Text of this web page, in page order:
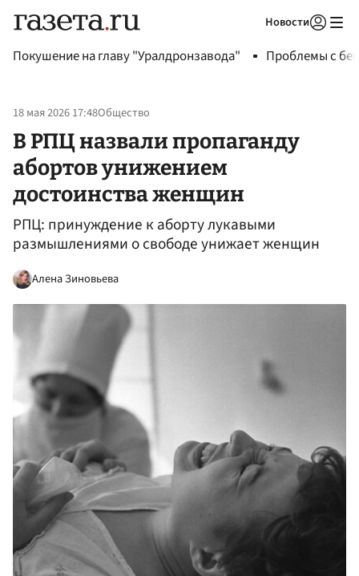
Новости
Покушение на главу "Уралдронзавода" Проблемы с
18 мая 2026 17:48Общество
В РПЦ назвали пропаганду
абортов унижением
достоинства женщин
РПЦ: принуждение к аборту лукавыми
размышлениями о свободе унижает женщин
Алена Зиновьева